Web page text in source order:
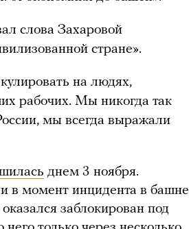
слова Захаровой
стране».
на людях,
рабочих. Мы никогда так
мы всегда выражали
днем 3 ноября.
в момент инцидента в башне
заблокирован под